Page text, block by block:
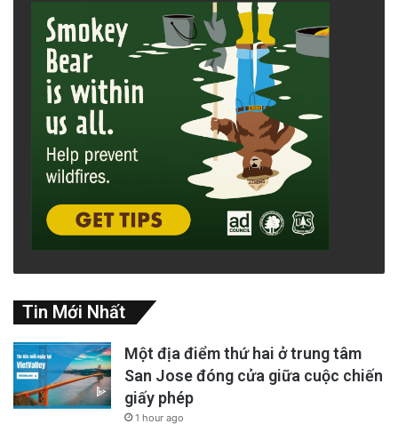
Tin Mới Nhất
Một địa điểm thứ hai ở trung tâm
San Jose đóng cửa giữa cuộc chiến
giấy phép
1 hour ago